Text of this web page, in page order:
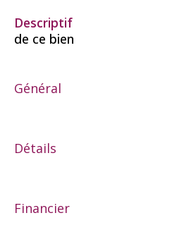
descriptif
de ce bien
Général
Détails
Financier